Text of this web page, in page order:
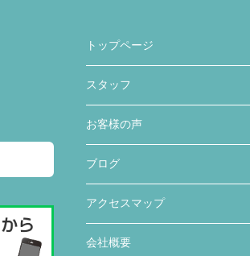
トップページ
スタッフ
お客様の声
ブログ
アクセスマップ
会社概要